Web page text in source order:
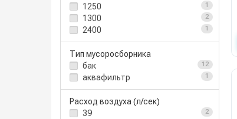
1250 1
1300 2
2400 1
Тип мусоросборника
бак
12
аквафильтр 1
Расход воздуха (л/сек)
39
2